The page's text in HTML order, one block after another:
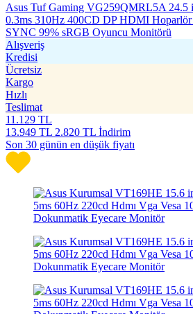
Asus Tuf Gaming VG259QMRL5A 24.5
0.3ms 310Hz 400CD DP HDMI
SYNC 99% sRGB Oyuncu Monitörü
Alışveriş
Kredisi
Ücretsiz
Kargo
Hızlı
Teslimat
11.129 TL
13.949 TL 2.820 TL İndirim
Son 30 günün en düşük fiyatı